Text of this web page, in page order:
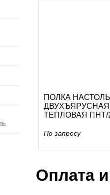
ПОЛКА
ДВУХЪЯРУСНАЯ
ТЕПЛОВАЯ ПНТ/
По запросу
Оплата